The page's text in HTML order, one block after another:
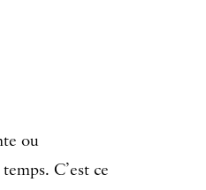
ou
C’est ce